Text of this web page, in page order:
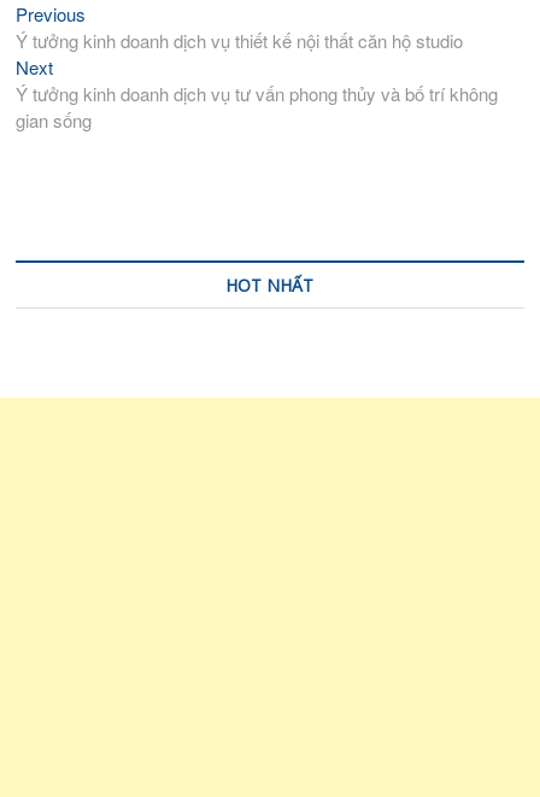
Điều
hướng
bài
viết
Previous
post:
Ý tưởng kinh doanh dịch vụ thiết kế nội thất căn hộ studio
NextNext
post:
Ý tưởng kinh doanh dịch vụ tư vấn phong thủy và bố trí không
gian sống
HOT NHẤT